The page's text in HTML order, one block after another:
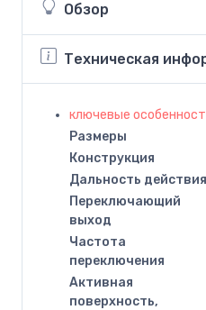
Обзор
Техническая
ключевые
Размеры
Конструкция
Дальность действия
Переключающий
выход
Частота
переключения
Активная
поверхность,